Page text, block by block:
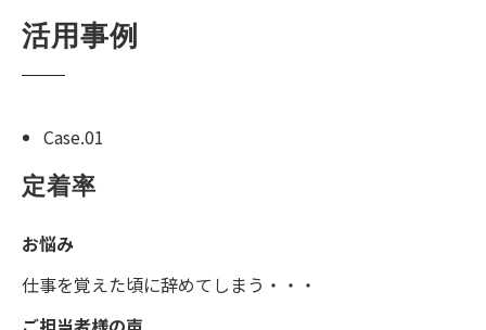
活用事例
Case.01
定着率
お悩み
仕事を覚えた頃に辞めてしまう・・・